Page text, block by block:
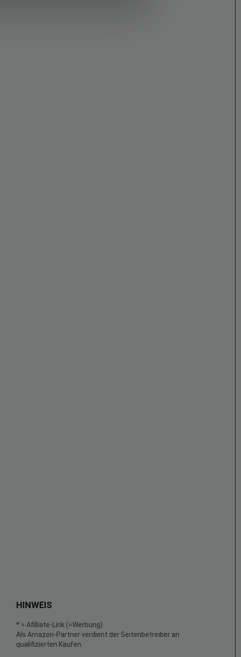
HINWEIS
* = Afilliate-Link (=Werbung)
Als Amazon-Partner verdient der Seitenbetreiber an
qualifizierten Käufen.